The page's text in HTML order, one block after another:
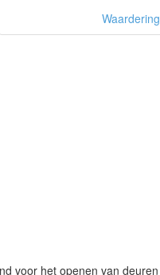
voor het openen van